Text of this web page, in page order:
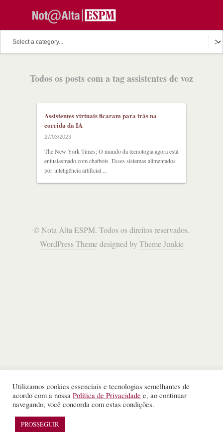
Todos os posts com a tag assistentes de voz
Assistentes virtuais ficaram para trás na
corrida da IA
27/03/2023
The New York Times; O mundo da tecnologia agora está
entusiasmado com chatbots. Esses sistemas alimentados
por inteligência artificial ...
©Nota Alta ESPM. Todos os direitos reservados.
WordPress Themedesigned by Theme Junkie
Utilizamos cookies essenciais e tecnologias semelhantes de
acordo com a nossa Política de Privacidade e, ao continuar
navegando, você concorda com estas condições.
PROSSEGUIR